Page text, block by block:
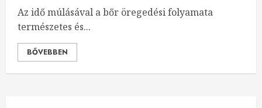
Az idő múlásával a bőr öregedési folyamata
természetes és...
BŐVEBBEN